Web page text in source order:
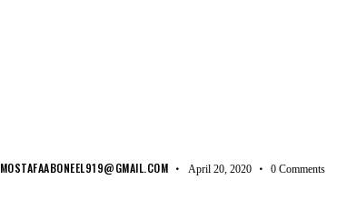
MOSTAFAABONEEL919@GMAIL.COM April 20, 2020 0 Comments